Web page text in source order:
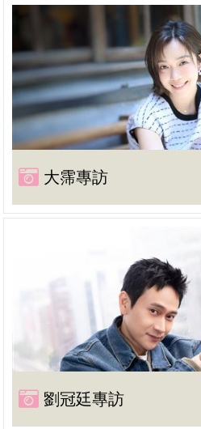
大霈專訪
劉冠廷專訪